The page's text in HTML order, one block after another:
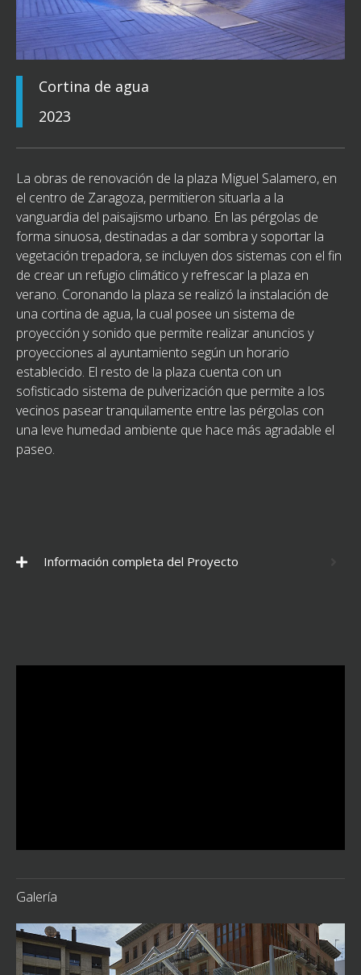
Cortina de agua
2023
La obras de renovación de la plaza Miguel Salamero, en
el centro de Zaragoza, permitieron situarla a la
vanguardia del paisajismo urbano. En las pérgolas de
forma sinuosa, destinadas a dar sombra y soportar la
vegetación trepadora, se incluyen dos sistemas con el fin
de crear un refugio climático y refrescar la plaza en
verano. Coronando la plaza se realizó la instalación de
una cortina de agua, la cual posee un sistema de
proyección y sonido que permite realizar anuncios y
proyecciones al ayuntamiento según un horario
establecido. El resto de la plaza cuenta con un
sofisticado sistema de pulverización que permite a los
vecinos pasear tranquilamente entre las pérgolas con
una leve humedad ambiente que hace más agradable el
paseo.
Información completa del Proyecto
Galería